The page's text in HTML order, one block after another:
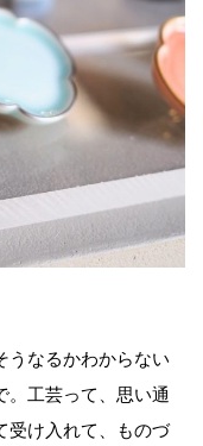
うなるかわからない
。工芸って、思い通
受け入れて、ものづ